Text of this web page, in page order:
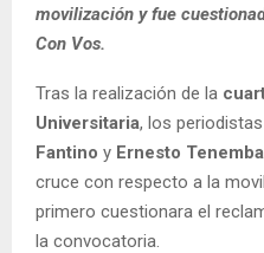
movilización y fue
Con Vos.
Tras la realización de la
Universitaria, los periodistas
Fantino y Ernesto
cruce con respecto a la
primero cuestionara el
la convocatoria.